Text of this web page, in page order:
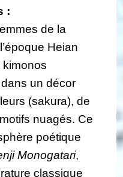
:
de la
Heian
kimonos
un décor
(sakura), de
nuagés. Ce
poétique
Monogatari,
classique